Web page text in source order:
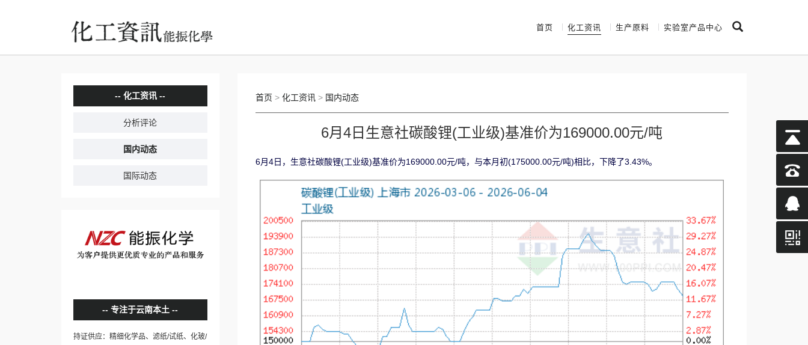
首页 化工资讯 生产原料 实验室产品中心
化工资讯
分析评论
国内动态
国际动态
专注于云南本土
持证供应：精细化学品、滤纸/试纸、化玻/
首页 > 化工资讯> 国内动态
6月4日生意社碳酸锂(工业级)基准价为169000.00元/吨
6月4日，生意社碳酸锂(工业级)基准价为169000.00元/吨，与本月初(175000.00元/吨)相比，下降了3.43%。